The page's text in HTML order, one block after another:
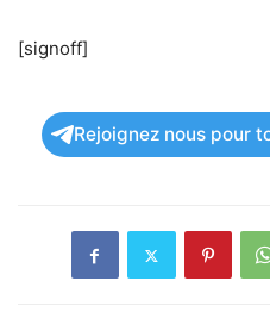
[signoff]
Rejoignez nous pour